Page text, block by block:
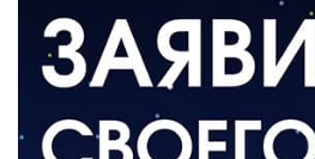
КУЛЬТУРА
Афиша Зеленоградска
04.08.2026
РАЗЪЯСНЯЕМ